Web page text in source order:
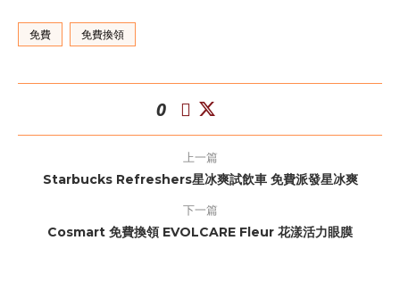
免費 免費換領
0
上一篇
Starbucks Refreshers星冰爽試飲車 免費派發星冰爽
下一篇
Cosmart 免費換領 EVOLCARE Fleur 花漾活力眼膜